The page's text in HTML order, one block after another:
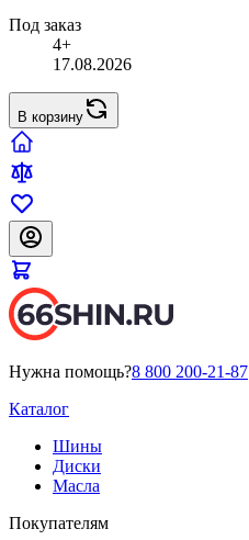
Под заказ
4+
17.08.2026
В корзину
Нужна помощь?8 800 200-21-87
Каталог
Шины
Диски
Масла
Покупателям